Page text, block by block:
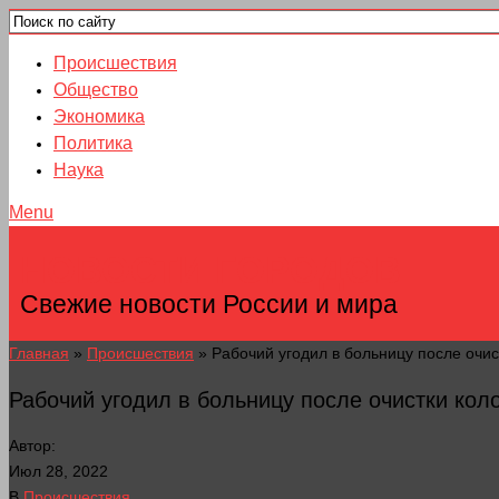
Происшествия
Общество
Экономика
Политика
Наука
Menu
Свежие новости России и мира
Главная » Происшествия » Рабочий угодил в больницу после
Рабочий угодил в больницу после очистки
Автор:
Июл 28, 2022